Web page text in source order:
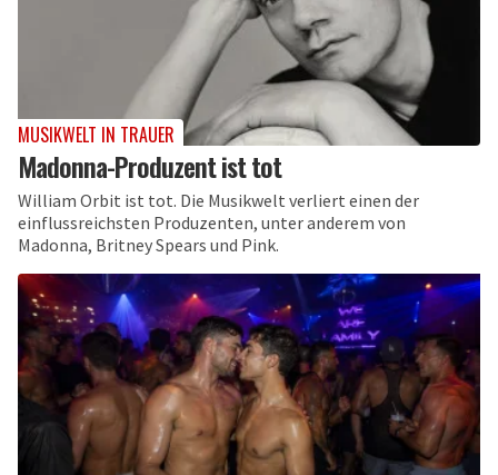
MUSIKWELT IN TRAUER
Madonna-Produzent ist tot
William Orbit ist tot. Die Musikwelt verliert einen der
einflussreichsten Produzenten, unter anderem von
Madonna, Britney Spears und Pink.